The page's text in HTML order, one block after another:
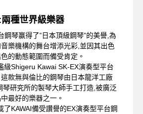
種世界級樂器
鋼琴赢得了”日本頂級鋼琴”的美譽,為
樂機構的舞台增添光彩,並因其出色
的動態範圍而備受肯定。
級Shigeru Kawai SK-EX演奏型平台
款無與倫比的鋼琴由日本龍洋工廠
琴研究所的製琴大師手工打造,被廣泛
最好的樂器之一。
了KAWAI備受讚譽的EX演奏型平台鋼